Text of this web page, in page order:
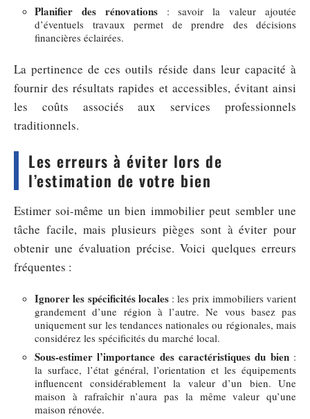
Planifier des rénovations: savoir la valeur ajoutée
d’éventuels travaux permet de prendre des décisions
financières éclairées.
La pertinence de ces outils réside dans leur capacité à
fournir des résultats rapides et accessibles, évitant ainsi
les coûts associés aux services professionnels
traditionnels.
Les erreurs à éviter lors de
l’estimation de votre bien
Estimer soi-même un bien immobilier peut sembler une
tâche facile, mais plusieurs pièges sont à éviter pour
obtenir une évaluation précise. Voici quelques erreurs
fréquentes :
Ignorer les spécificités locales: les prix immobiliers varient
grandement d’une région à l’autre. Ne vous basez pas
uniquement sur les tendances nationales ou régionales, mais
considérez les spécificités du marché local.
Sous-estimer l’importance des caractéristiques du bien:
la surface, l’état général, l’orientation et les équipements
influencent considérablement la valeur d’un bien. Une
maison à rafraîchir n’aura pas la même valeur qu’une
maison rénovée.